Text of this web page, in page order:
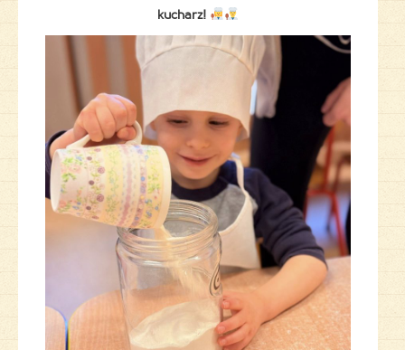
kucharz!